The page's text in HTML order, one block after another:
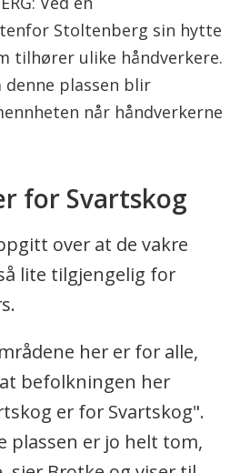
Stoltenberg sin hytte
tilhører ulike håndverkere.
plassen blir
når håndverkerne
for Svartskog
over at de vakre
lite tilgjengelig for
her er for alle,
befolkningen her
er for Svartskog".
plassen er jo helt tom,